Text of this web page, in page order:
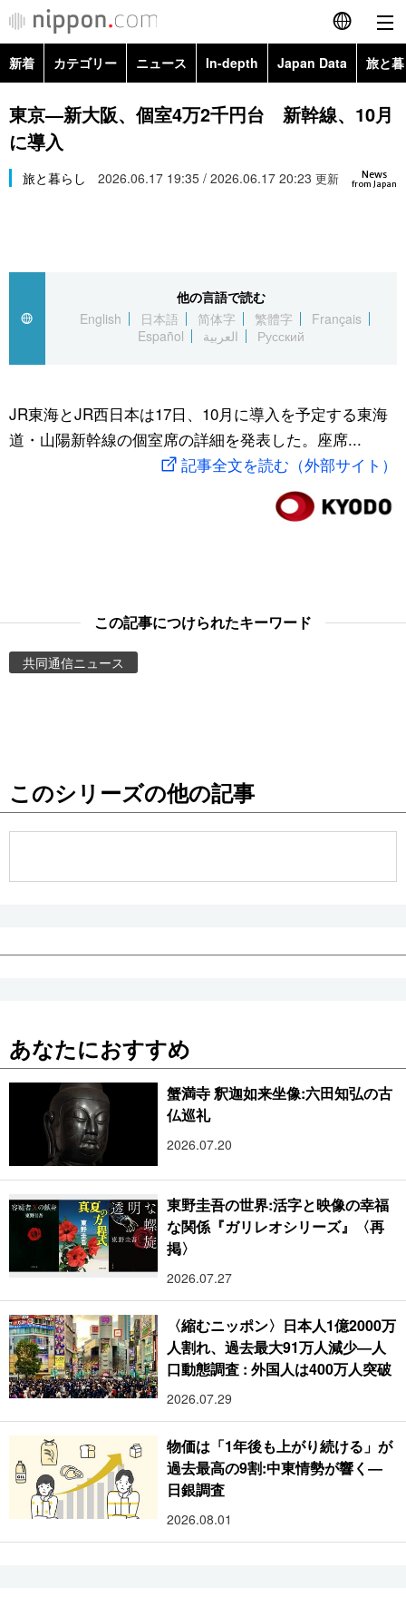
English
简体字
Русский
カテゴリー
経済・ビジネス
国際
文化
トップ
アーカイブ
In-depth
Japan Data
動画/Live
お知らせ
新着 カテゴリー ニュース In-depth Japan Data 旅と
政治・外交
経済・ビジネス
スポーツ・東京2020
Topics
東京―新大阪、個室4万2千円台 新幹線、10月
に導入
News
from Japan
旅と暮らし 2026.06.17 19:35 / 2026.06.17 20:23 更新
他の言語で読む
English
日本語 简体字 繁體字
Français
Español
العربية Русский
JR東海とJR西日本は17日、10月に導入を予定する東海
道・山陽新幹線の個室席の詳細を発表した。座席...
記事全文を読む（外部サイト）
この記事につけられたキーワード
共同通信ニュース
このシリーズの他の記事
あなたにおすすめ
蟹満寺 釈迦如来坐像:六田知弘の古
仏巡礼
2026.07.20
東野圭吾の世界:活字と映像の幸福
な関係『ガリレオシリーズ』〈再
掲〉
2026.07.27
〈縮むニッポン〉日本人1億2000万
人割れ、過去最大91万人減少―人
口動態調査 : 外国人は400万人突破
2026.07.29
物価は「1年後も上がり続ける」が
過去最高の9割:中東情勢が響く―
日銀調査
2026.08.01